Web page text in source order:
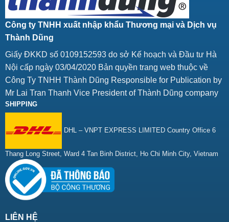
Công ty TNHH xuất nhập khẩu Thương mại và Dịch vụ
Thành Dũng
Giấy ĐKKD số 0109152593 do sở Kế hoạch và Đầu tư Hà
Nội cấp ngày 03/04/2020 Bản quyền trang web thuộc về
Công Ty TNHH Thành Dũng Responsible for Publication by
Mr Lai Tran Thanh Vice President of Thành Dũng company
SHIPPING
DHL – VNPT EXPRESS LIMITED Country Office 6
Thang Long Street, Ward 4 Tan Binh District, Ho Chi Minh City, Vietnam
LIÊN HỆ